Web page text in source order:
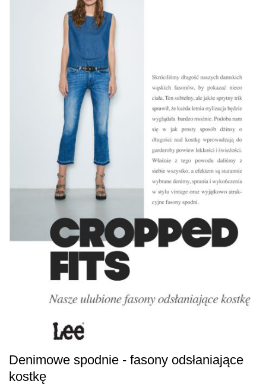
Denimowe spodnie - fasony odsłaniające
kostkę